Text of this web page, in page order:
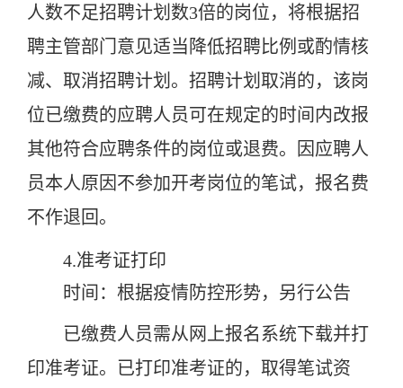
人数不足招聘计划数3倍的岗位，将根据招
聘主管部门意见适当降低招聘比例或酌情核
减、取消招聘计划。招聘计划取消的，该岗
位已缴费的应聘人员可在规定的时间内改报
其他符合应聘条件的岗位或退费。因应聘人
员本人原因不参加开考岗位的笔试，报名费
不作退回。
4.准考证打印
时间：根据疫情防控形势，另行公告
已缴费人员需从网上报名系统下载并打
印准考证。已打印准考证的，取得笔试资